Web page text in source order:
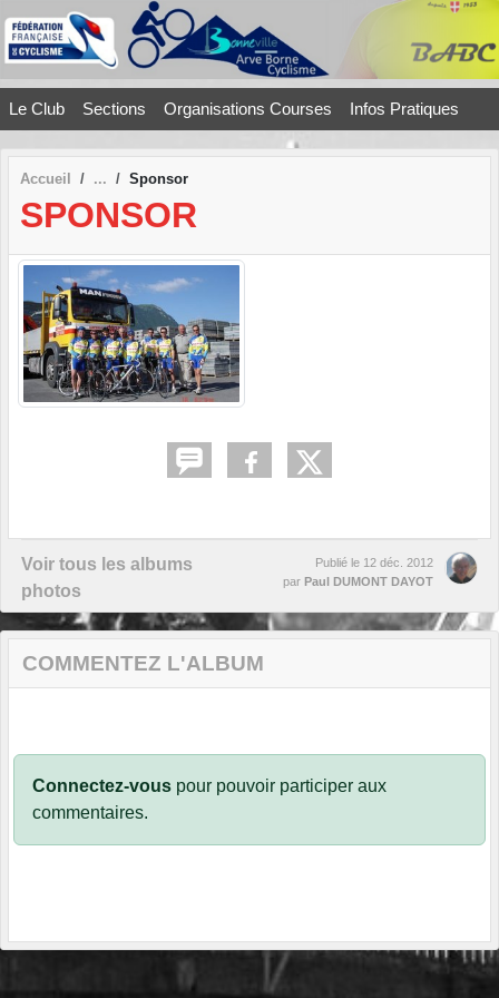
Le Club Sections Organisations Courses Infos Pratiques
Accueil Sponsor
SPONSOR
Voir tous les albums
photos
Publié le 12 déc. 2012
par Paul DUMONT DAYOT
COMMENTEZ L'ALBUM
Connectez-vous pour pouvoir participer aux
commentaires.
Panneau de gestion des cookies